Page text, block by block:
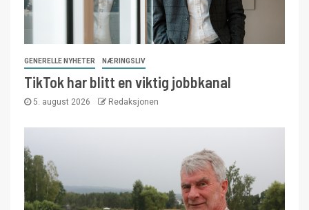
GENERELLE NYHETER NÆRINGSLIV
TikTok har blitt en viktig jobbkanal
5. august 2026 Redaksjonen